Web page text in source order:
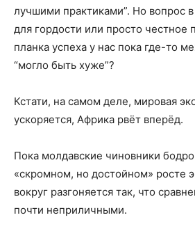
лучшими практиками”. Но вопрос
для гордости или просто честное
планка успеха у нас пока где-то
“могло быть хуже”?
Кстати, на самом деле, мировая
ускоряется, Африка рвёт вперёд.
Пока молдавские чиновники
«скромном, но достойном» росте
вокруг разгоняется так, что
почти неприличными.